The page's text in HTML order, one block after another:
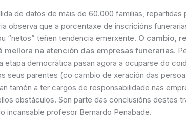
de datos de máis de 60.000 familias, repartidas
observa que a porcentaxe de inscricións
“netos” teñen tendencia emerxente. O cambio,
mellora na atención das empresas funerarias.
etapa democrática pasan agora a ocuparse do
seus parentes (co cambio de xeración das
tamén a ter cargos de responsabilidade nas
obstáculos. Son parte das conclusións destes
incansable profesor Bernardo Penabade.